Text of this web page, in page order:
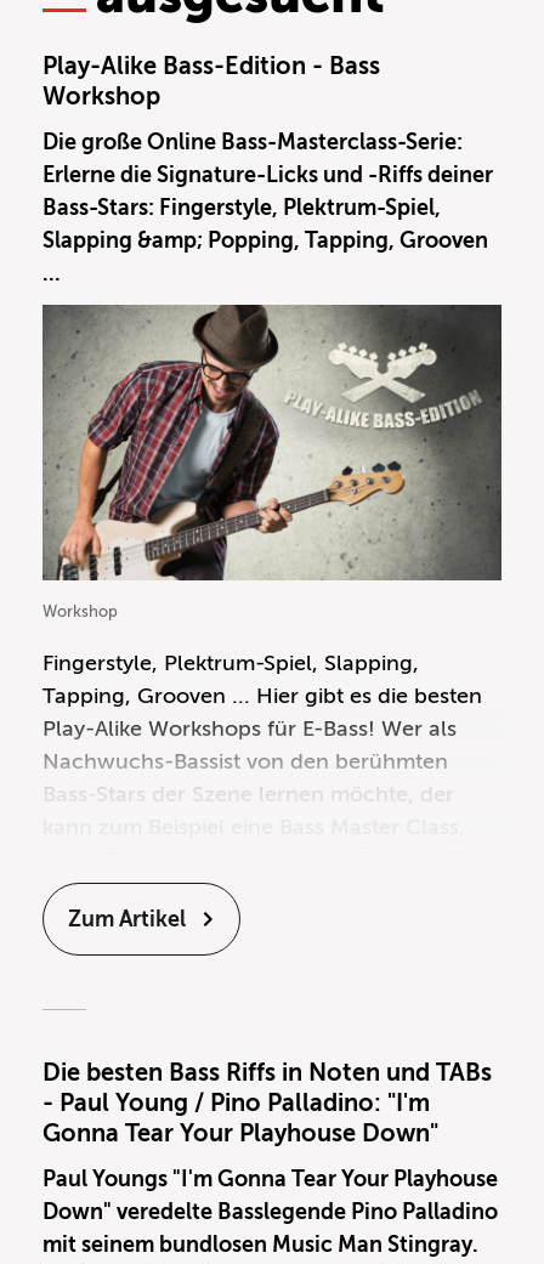
Play-Alike Bass-Edition - Bass
Workshop
Workshop
Die große Online Bass-Masterclass-Serie:
Erlerne die Signature-Licks und -Riffs deiner
Bass-Stars: Fingerstyle, Plektrum-Spiel,
Slapping &amp; Popping, Tapping, Grooven
...
Fingerstyle, Plektrum-Spiel, Slapping,
Tapping, Grooven ... Hier gibt es die besten
Play-Alike Workshops für E-Bass! Wer als
Nachwuchs-Bassist von den berühmten
Bass-Stars der Szene lernen möchte, der
Bassisten in einem Musikgeschäft besuchen.
Doch nicht immer sind die angesagten
Basser auch gerade auf Clinic-Tour in
Tricks
unter das tieftönende Volk zu bringen.
Zum Artikel
Die besten Bass Riffs in Noten und TABs
- Paul Young / Pino Palladino: "I'm
Gonna Tear Your Playhouse Down"
Paul Youngs "I'm Gonna Tear Your Playhouse
Down" veredelte Basslegende Pino Palladino
mit seinem bundlosen Music Man Stingray.